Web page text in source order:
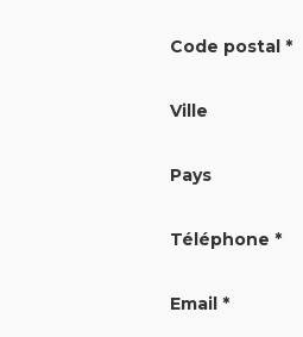
Code postal *
Ville
Pays
Téléphone *
Email *